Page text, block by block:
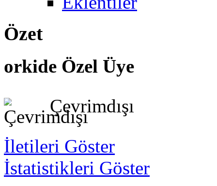
Özet
orkide Özel Üye
Çevrimdışı
İletileri Göster
İstatistikleri Göster